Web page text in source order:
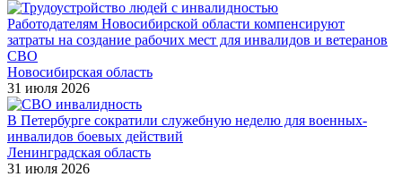
Работодателям Новосибирской области компенсируют
затраты на создание рабочих мест для инвалидов и ветеранов
СВО
Новосибирская область
31 июля 2026
В Петербурге сократили служебную неделю для военных-
инвалидов боевых действий
Ленинградская область
31 июля 2026